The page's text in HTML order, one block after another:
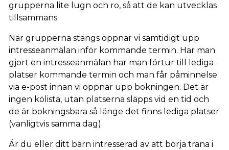
grupperna lite lugn och ro, så att de kan utvecklas
tillsammans.
När grupperna stängs öppnar vi samtidigt upp
intresseanmälan inför kommande termin. Har man
gjort en intresseanmälan har man förtur till lediga
platser kommande termin och man får påminnelse
via e-post innan vi öppnar upp bokningen. Det är
ingen kölista, utan platserna släpps vid en tid och
de är bokningsbara så länge det finns lediga platser
(vanligtvis samma dag).
Är du eller ditt barn intresserad av att börja träna i